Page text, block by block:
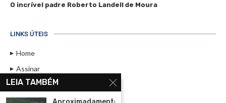
O incrível padre Roberto Landell de Moura
LINKS ÚTEIS
Home
Assinar
Contato
Política de Privacidade
LEIA TAMBÉM